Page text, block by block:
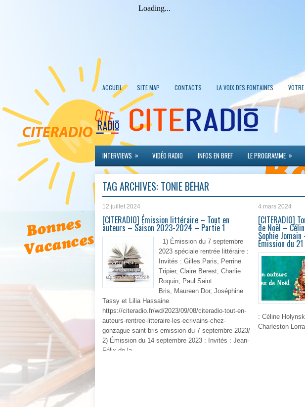
ACCUEIL SITE MAP CONTACTS LA VOIX DES FONTAINES
INTERVIEWS » VIDÉO RADIO INFOS EN BREF LE PROGRAMME »
TAG ARCHIVES: TONIE BÉHAR
12 juillet 2024
[CITERADIO] Émission littéraire – Tout en
auteurs – Saison 2023-2024 – Partie 1
1) Émission du 7 septembre
2023 spéciale rentrée littéraire :
Invités : Gilles Paris, Perrine
Tripier, Claire Berest, Charlie
Roquin, Paul Saint
Bris, Maureen Dor, Joséphine
Tassy et Lilia Hassaine
https://citeradio.fr/wd/2023/09/08/citeradio-tout-en-
auteurs-rentree-litteraire-les-ecrivains-chez-
gonzague-saint-bris-emission-du-7-septembre-2023/
2) Émission du 14 septembre 2023 : Invités : Jean-
Félix de la
4 mars 2024
[CITERADIO]
de Noël –
Sophie
Émission du
: Céline
Charleston